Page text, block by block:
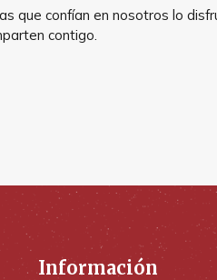
que confían en nosotros lo
contigo.
Información